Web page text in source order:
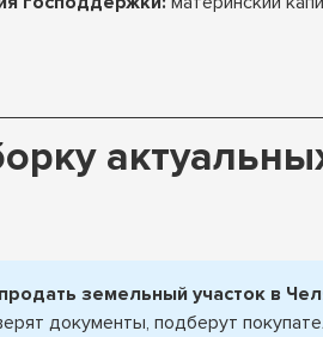
земельный участок в
документы, подберут